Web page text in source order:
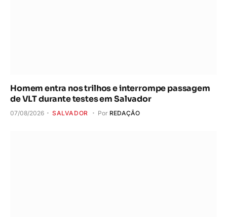
Homem entra nos trilhos e interrompe passagem
de VLT durante testes em Salvador
07/08/2026 SALVADOR Por REDAÇÃO